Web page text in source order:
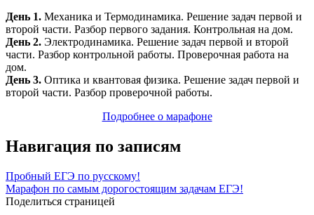
День 1. Механика и Термодинамика. Решение задач первой и
второй части. Разбор первого задания. Контрольная на дом.
День 2. Электродинамика. Решение задач первой и второй
части. Разбор контрольной работы. Проверочная работа на
дом.
День 3. Оптика и квантовая физика. Решение задач первой и
второй части. Разбор проверочной работы.
Подробнее о марафоне
Навигация по записям
Пробный ЕГЭ по русскому!
Марафон по самым дорогостоящим задачам ЕГЭ!
Поделиться страницей